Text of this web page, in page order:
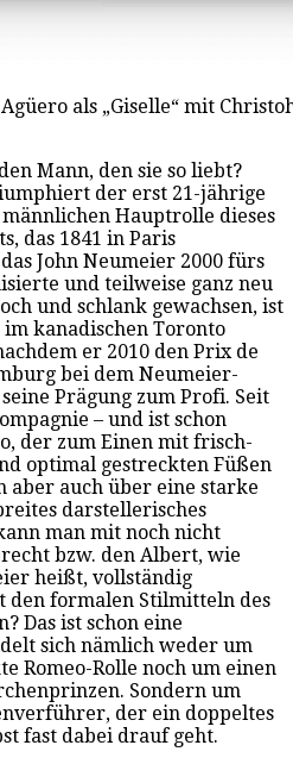
als „Giselle“ mit
Mann, den sie so liebt?
der erst 21-jährige
Hauptrolle dieses
das 1841 in Paris
John Neumeier 2000 fürs
und teilweise ganz neu
und schlank gewachsen, ist
kanadischen Toronto
er 2010 den Prix de
bei dem Neumeier-
Prägung zum Profi. Seit
– und ist schon
der zum Einen mit frisch-
optimal gestreckten Füßen
aber auch über eine starke
darstellerisches
man mit noch nicht
bzw. den Albert, wie
heißt, vollständig
den formalen Stilmitteln des
Das ist schon eine
sich nämlich weder um
Romeo-Rolle noch um einen
Sondern um
der ein doppeltes
fast dabei drauf geht.